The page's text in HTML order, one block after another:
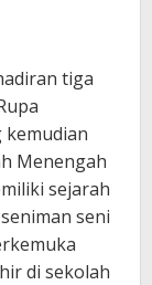
tiga
kemudian
Menengah
sejarah
seni
di sekolah